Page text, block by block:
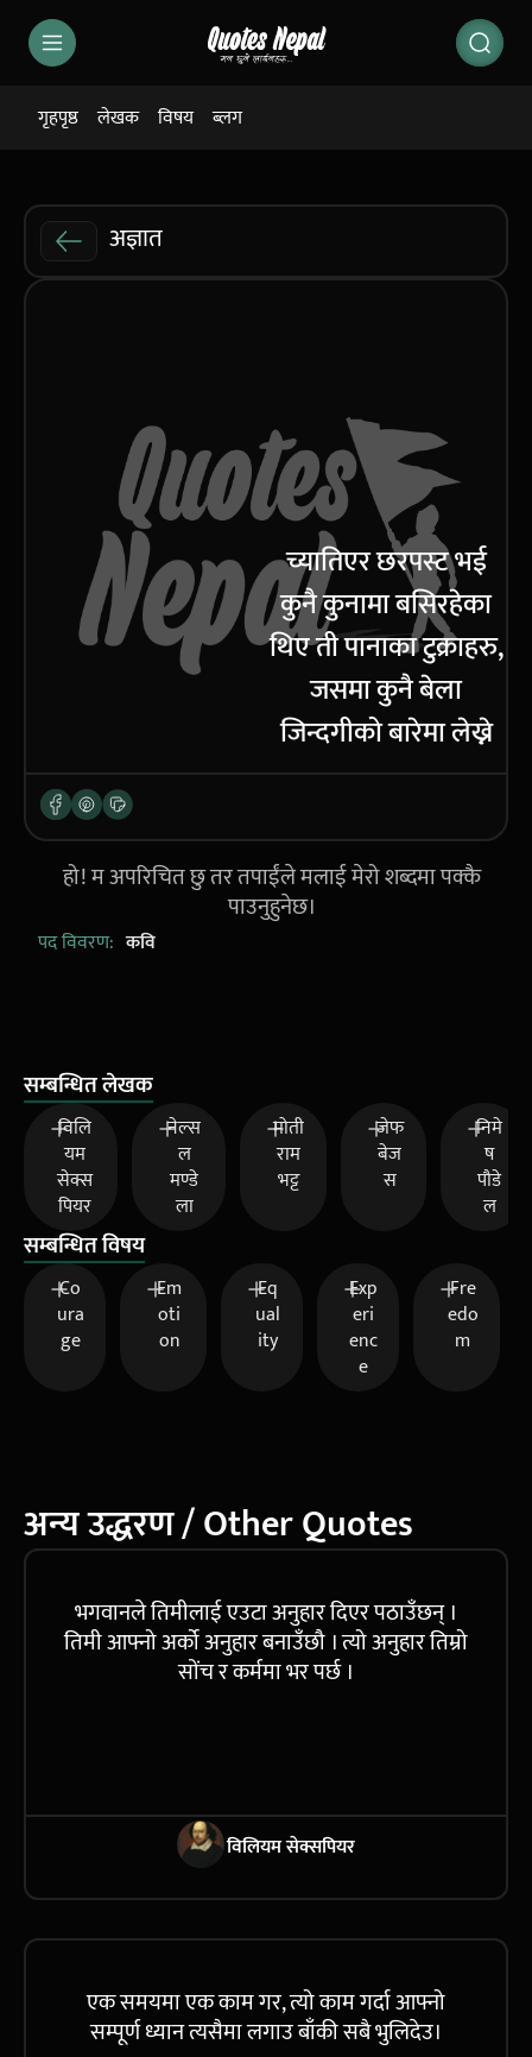
गृहपृष्ठ लेखक विषय ब्लग
अज्ञात
च्यातिएर छरपस्ट भई
कुनै कुनामा बसिरहेका
थिए ती पानाका टुक्राहरु,
जसमा कुनै बेला
जिन्दगीको बारेमा लेख्ने
गर्थे ।
हो! म अपरिचित छु तर तपाईंले मलाई मेरो शब्दमा पक्कै
पाउनुहुनेछ।
पद विवरण: कवि
सम्बन्धित लेखक
विलि
यम
सेक्स
पियर
नेल्स
ल
मण्डे
ला
मोती
राम
भट्ट
जेफ
बेज
स
निमे
ष
पौडे
ल
सम्बन्धित विषय
Co
ura
ge
Em
oti
on
Eq
ual
ity
Exp
eri
enc
e
Fre
edo
m
अन्य उद्धरण / Other Quotes
भगवानले तिमीलाई एउटा अनुहार दिएर पठाउँछन् ।
तिमी आफ्नो अर्को अनुहार बनाउँछौ । त्यो अनुहार तिम्रो
सोंच र कर्ममा भर पर्छ ।
विलियम सेक्सपियर
एक समयमा एक काम गर, त्यो काम गर्दा आफ्नो
सम्पूर्ण ध्यान त्यसैमा लगाउ बाँकी सबै भुलिदेउ।